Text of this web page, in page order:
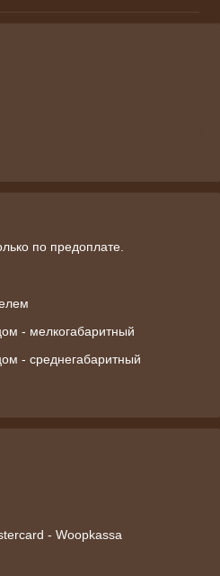
по предоплате.
- мелкогабаритный
- среднегабаритный
- Woopkassa